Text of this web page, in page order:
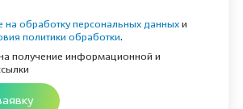
на обработку персональных данных и
политики обработки.
получение информационной и